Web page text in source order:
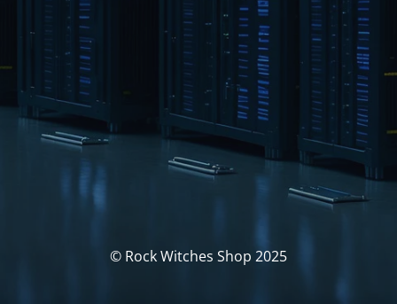
© Rock Witches Shop 2025